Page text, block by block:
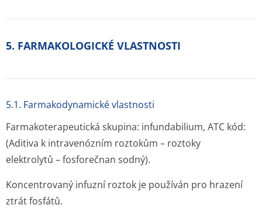
5. FARMAKOLOGICKÉ VLASTNOSTI
5.1. Farmakodynamické vlastnosti
Farmakoterapeutická skupina: infundabilium, ATC kód:
(Aditiva k intravenózním roztokům – roztoky
elektrolytů – fosforečnan sodný).
Koncentrovaný infuzní roztok je používán pro hrazení
ztrát fosfátů.